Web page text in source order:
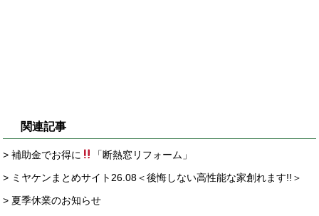
関連記事
> 補助金でお得に
「断熱窓リフォーム」
> ミヤケンまとめサイト26.08＜後悔しない高性能な家創れます!!＞
> 夏季休業のお知らせ